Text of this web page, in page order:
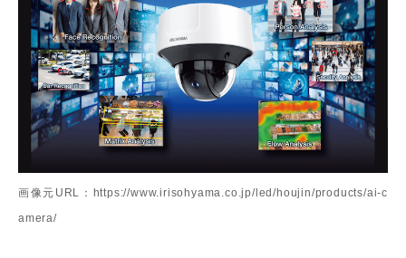
画像元URL：https://www.irisohyama.co.jp/led/houjin/products/ai-c
amera/